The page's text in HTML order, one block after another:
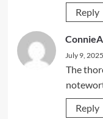
Reply
July 9,
The
Reply